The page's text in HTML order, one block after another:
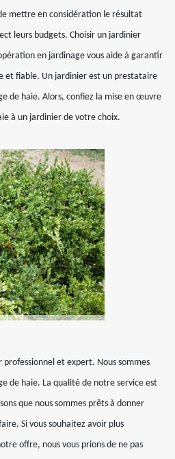
mettre en considération le résultat
leurs budgets. Choisir un jardinier
en jardinage vous aide à garantir
et fiable. Un jardinier est un prestataire
de haie. Alors, confiez la mise en œuvre
à un jardinier de votre choix.
et expert. Nous sommes
de haie. La qualité de notre service est
que nous sommes prêts à donner
Si vous souhaitez avoir plus
offre, nous vous prions de ne pas